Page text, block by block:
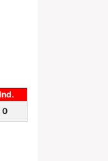
0